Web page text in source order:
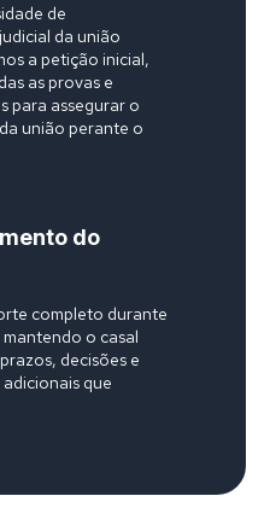
de
da união
a petição inicial,
as provas e
para assegurar o
união perante o
do
completo durante
o casal
decisões e
que